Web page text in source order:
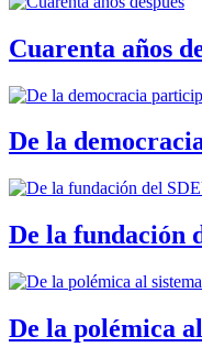
Cuarenta años
De la
De la fundación
De la polémica